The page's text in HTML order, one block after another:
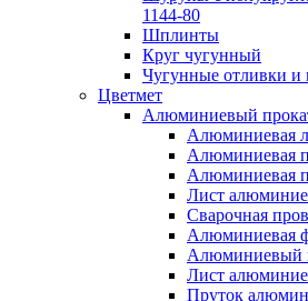
1144-80
Шплинты
Круг чугунный
Чугунные отливки и
Цветмет
Алюминиевый
Алюминиевая
Алюминиевая
Алюминиевая
Лист
Сварочная
Алюминиевая
Алюминиевый
Лист
Пруток